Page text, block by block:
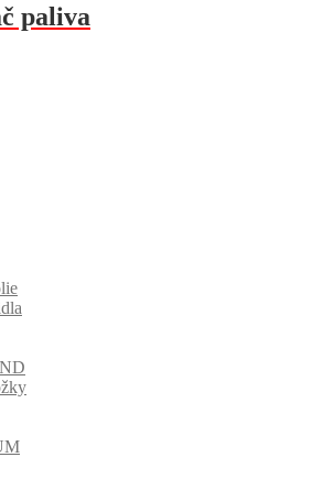
paliva